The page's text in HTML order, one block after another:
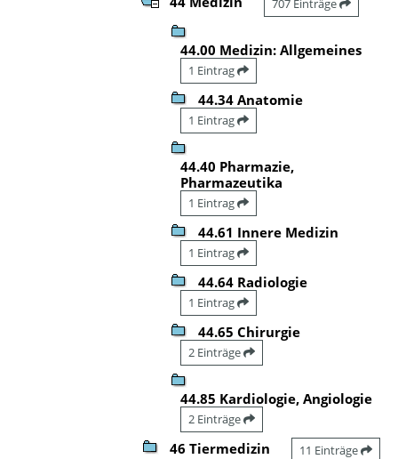
707 Einträge
44.00 Medizin: Allgemeines
1 Eintrag
44.34 Anatomie
1 Eintrag
44.40 Pharmazie,
Pharmazeutika
1 Eintrag
44.61 Innere Medizin
1 Eintrag
44.64 Radiologie
1 Eintrag
44.65 Chirurgie
2 Einträge
44.85 Kardiologie, Angiologie
2 Einträge
46 Tiermedizin 11 Einträge